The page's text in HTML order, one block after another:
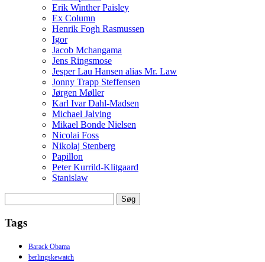
Erik Winther Paisley
Ex Column
Henrik Fogh Rasmussen
Igor
Jacob Mchangama
Jens Ringsmose
Jesper Lau Hansen alias Mr. Law
Jonny Trapp Steffensen
Jørgen Møller
Karl Ivar Dahl-Madsen
Michael Jalving
Mikael Bonde Nielsen
Nicolai Foss
Nikolaj Stenberg
Papillon
Peter Kurrild-Klitgaard
Stanislaw
efter:
Tags
Barack Obama
berlingskewatch